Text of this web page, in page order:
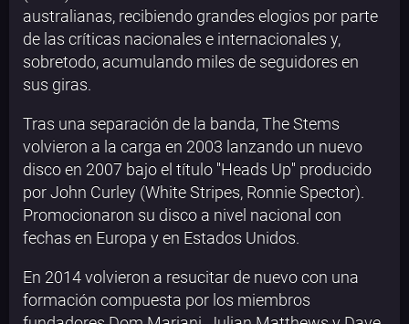
australianas, recibiendo grandes elogios por parte
de las críticas nacionales e internacionales y,
sobretodo, acumulando miles de seguidores en
sus giras.
Tras una separación de la banda, The Stems
volvieron a la carga en 2003 lanzando un nuevo
disco en 2007 bajo el título ''Heads Up'' producido
por John Curley (White Stripes, Ronnie Spector).
Promocionaron su disco a nivel nacional con
fechas en Europa y en Estados Unidos.
En 2014 volvieron a resucitar de nuevo con una
formación compuesta por los miembros